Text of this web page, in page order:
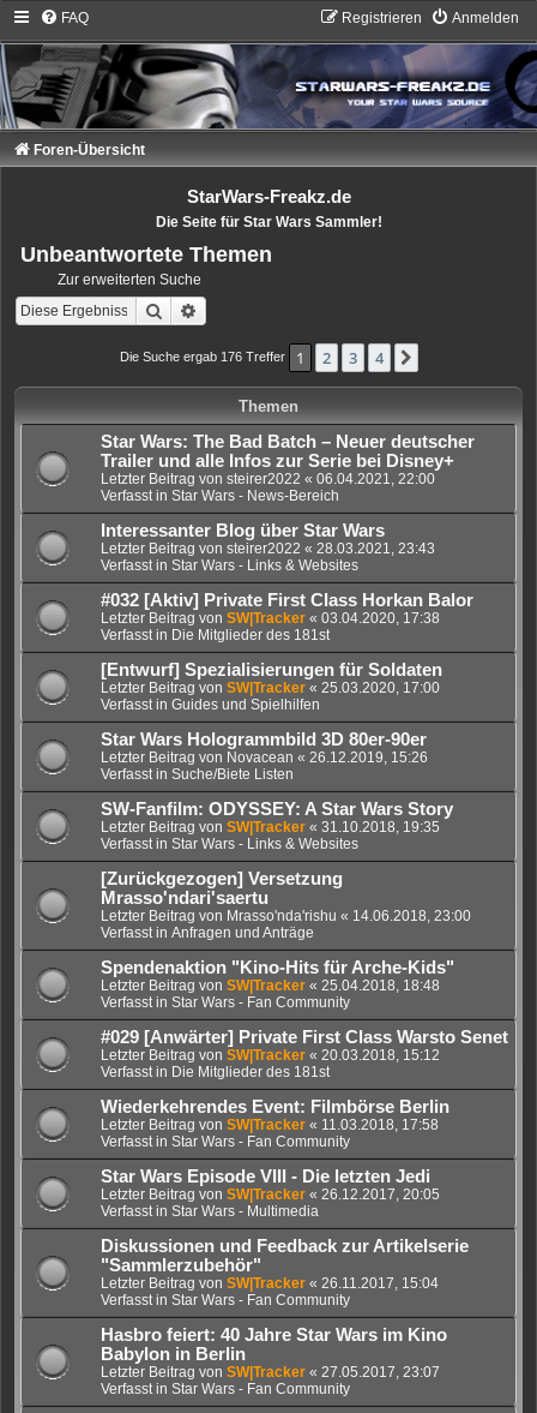
FAQ Anmelden
Registrieren
Foren-Übersicht
StarWars-Freakz.de
Die Seite für Star Wars Sammler!
Unbeantwortete Themen
Zur erweiterten Suche
Suche
Die Suche ergab 176 Treffer 1 2 3 4
Themen
Star Wars: The Bad Batch – Neuer deutscher
Trailer und alle Infos zur Serie bei Disney+
Letzter Beitrag von steirer2022 « 06.04.2021, 22:00
Verfasst in Star Wars - News-Bereich
Interessanter Blog über Star Wars
Letzter Beitrag von steirer2022 « 28.03.2021, 23:43
Verfasst in Star Wars - Links & Websites
#032 [Aktiv] Private First Class Horkan Balor
Letzter Beitrag von SW|Tracker « 03.04.2020, 17:38
Verfasst in Die Mitglieder des 181st
[Entwurf] Spezialisierungen für Soldaten
Letzter Beitrag von SW|Tracker « 25.03.2020, 17:00
Verfasst in Guides und Spielhilfen
Star Wars Hologrammbild 3D 80er-90er
Letzter Beitrag von Novacean « 26.12.2019, 15:26
Verfasst in Suche/Biete Listen
SW-Fanfilm: ODYSSEY: A Star Wars Story
Letzter Beitrag von SW|Tracker « 31.10.2018, 19:35
Verfasst in Star Wars - Links & Websites
[Zurückgezogen] Versetzung
Mrasso'ndari'saertu
Letzter Beitrag von Mrasso'nda'rishu « 14.06.2018, 23:00
Verfasst in Anfragen und Anträge
Spendenaktion "Kino-Hits für Arche-Kids"
Letzter Beitrag von SW|Tracker « 25.04.2018, 18:48
Verfasst in Star Wars - Fan Community
#029 [Anwärter] Private First Class Warsto Senet
Letzter Beitrag von SW|Tracker « 20.03.2018, 15:12
Verfasst in Die Mitglieder des 181st
Wiederkehrendes Event: Filmbörse Berlin
Letzter Beitrag von SW|Tracker « 11.03.2018, 17:58
Verfasst in Star Wars - Fan Community
Star Wars Episode VIII - Die letzten Jedi
Letzter Beitrag von SW|Tracker « 26.12.2017, 20:05
Verfasst in Star Wars - Multimedia
Diskussionen und Feedback zur Artikelserie
"Sammlerzubehör"
Letzter Beitrag von SW|Tracker « 26.11.2017, 15:04
Verfasst in Star Wars - Fan Community
Hasbro feiert: 40 Jahre Star Wars im Kino
Babylon in Berlin
Letzter Beitrag von SW|Tracker « 27.05.2017, 23:07
Verfasst in Star Wars - Fan Community